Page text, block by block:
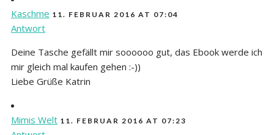
Kaschme 11. FEBRUAR 2016 AT 07:04
Antwort
Deine Tasche gefällt mir soooooo gut, das Ebook werde ich
mir gleich mal kaufen gehen :-))
Liebe Grüße Katrin
Mimis Welt 11. FEBRUAR 2016 AT 07:23